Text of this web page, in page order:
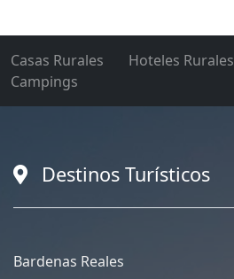
Casas Rurales Hoteles Rurales
Campings
Destinos Turísticos
Bardenas Reales